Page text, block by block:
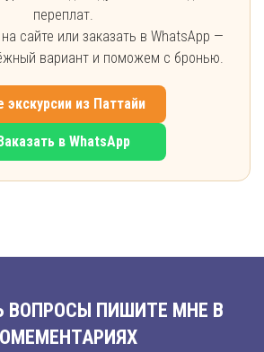
переплат.
сайте или заказать в WhatsApp —
вариант и поможем с бронью.
экскурсии из Паттайи
в WhatsApp
ВОПРОСЫ ПИШИТЕ МНЕ В